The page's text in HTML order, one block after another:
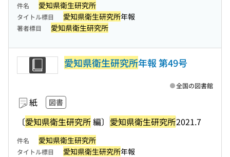
件名 愛知県衛生研究所
タイトル標目 愛知県衛生研究所年報
著者標目 愛知県衛生研究所
愛知県衛生研究所年報 第49号
紙 図書
〔愛知県衛生研究所編〕 愛知県衛生研究所2021.7
全国の図書館
件名 愛知県衛生研究所
タイトル標目 愛知県衛生研究所年報